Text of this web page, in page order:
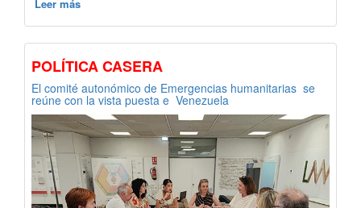
Leer más
POLÍTICA CASERA
El comité autonómico de Emergencias humanitarias se
reúne con la vista puesta e Venezuela